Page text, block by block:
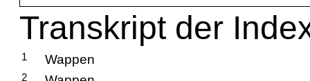
Transkript der
1 Wappen
2